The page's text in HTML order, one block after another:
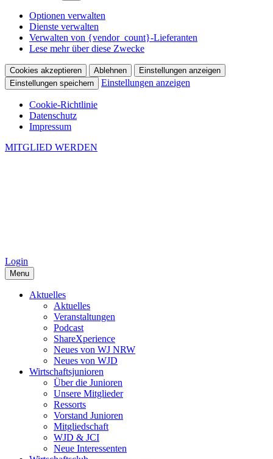
Optionen verwalten
Dienste verwalten
Verwalten von {vendor_count}-Lieferanten
Lese mehr über diese Zwecke
Cookies akzeptieren Ablehnen
Einstellungen anzeigen
Einstellungen speichern
Einstellungen anzeigen
Cookie-Richtlinie
Datenschutz
Impressum
MITGLIED WERDEN
Login
Menu
Aktuelles
Aktuelles
Veranstaltungen
Podcast
ShareXperience
Neues von WJ NRW
Neues von WJD
Wirtschaftsjunioren
Über die Junioren
Unsere Mitglieder
Ressorts
Vorstand Junioren
Mitgliedschaft
WJD & JCI
Neue Interessenten